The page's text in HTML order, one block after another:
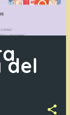
del